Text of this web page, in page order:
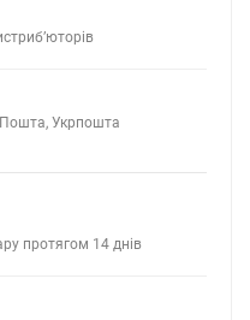
Укрпошта
протягом 14 днів